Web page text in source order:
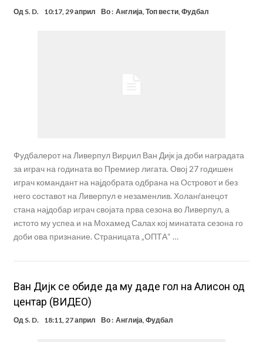
Од S. D. 10:17, 29 април Во : Англија Топ вести, Фудбал
Фудбалерот на Ливерпул Вирџил Ван Дијк ја доби наградата
за играч на годината во Премиер лигата. Овој 27 годишен
играч командант на најдобрата одбрана на Островот и без
него составот на Ливерпул е незаменлив. Холанѓанецот
стана најдобар играч својата прва сезона во Ливерпул, а
истото му успеа и на Мохамед Салах кој минатата сезона го
доби ова признание. Страницата „ОПТА“ …
Ван Дијк се обиде да му даде гол на Алисон од
центар (ВИДЕО)
Од S. D. 18:11, 27 април Во : Англија,Фудбал